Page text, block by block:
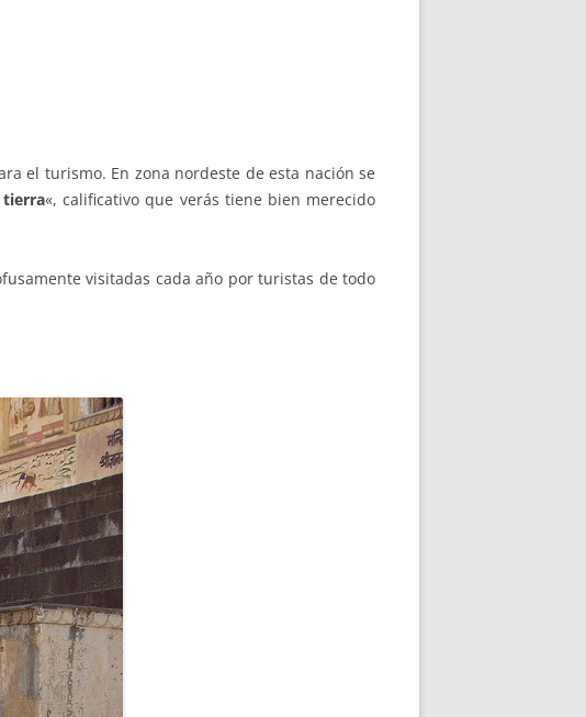
el turismo. En zona nordeste de esta nación se
tierra«, calificativo que verás tiene bien merecido
visitadas cada año por turistas de todo